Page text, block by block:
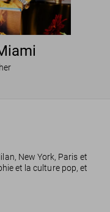
New York, Paris et
et la culture pop, et